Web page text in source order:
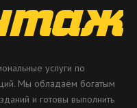
услуги по
Мы обладаем богатым
и готовы выполнить